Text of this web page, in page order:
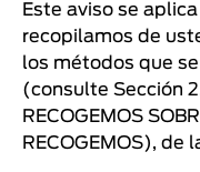
Este aviso se
recopilamos de
los métodos que
(consulte Sección
RECOGEMOS
RECOGEMOS), de